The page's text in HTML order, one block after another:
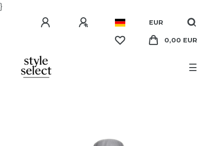
}
EUR
0,00 EUR
☰